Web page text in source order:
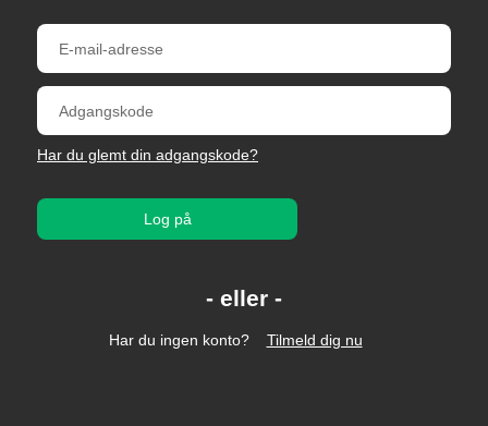
Har du glemt din adgangskode?
Log på
Har du ingen konto? Tilmeld dig nu